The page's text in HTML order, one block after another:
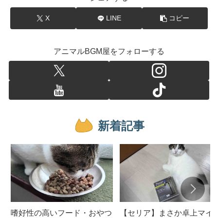
X LINE コピー
アニマルBGM屋をフォローする
新着記事
嗜好性の高いフード・おやつ 【セリア】まさか卓上マイ